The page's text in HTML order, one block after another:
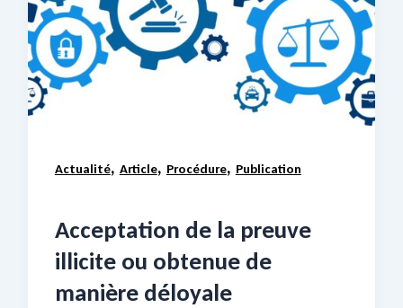
Actualité, Article, Procédure, Publication
Acceptation de la preuve
illicite ou obtenue de
manière déloyale